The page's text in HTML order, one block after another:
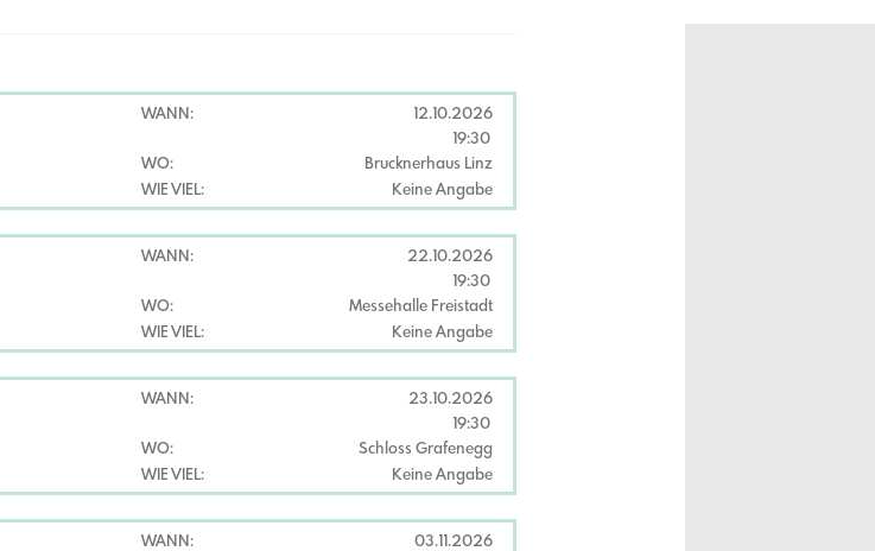
WANN:
12.10.2026
19:30
WO:
Brucknerhaus Linz
WIE VIEL:
Keine Angabe
WANN:
22.10.2026
19:30
WO:
Messehalle Freistadt
WIE VIEL:
Keine Angabe
WANN:
23.10.2026
19:30
WO:
Schloss Grafenegg
WIE VIEL:
Keine Angabe
WANN:
03.11.2026